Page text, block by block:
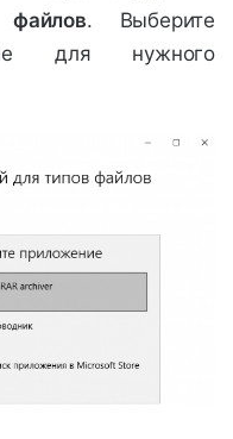
. Выберите
для нужного